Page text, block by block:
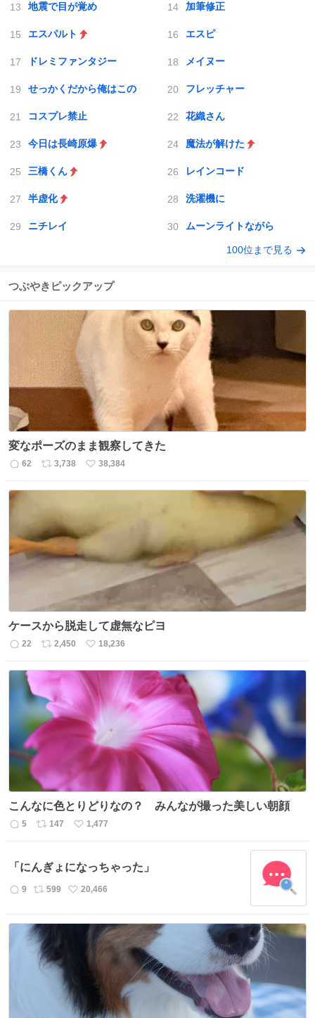
地震で目が覚め 加筆修正
エスパルト エスピ
ドレミファンタジー メイヌー
せっかくだから俺はこの フレッチャー
コスプレ禁止 花織さん
今日は長崎原爆 魔法が解けた
三橋くん レインコード
半虚化 洗濯機に
ニチレイ ムーンライトながら
100位まで見る
つぶやきピックアップ
変なポーズのまま観察してきた
返
数
62
リ
数
3,738
い
38,384
ケースから脱走して虚無なピヨ
返
22
リ
ト
数
2,450
い
ね
数
18,236
こんなに色とりどりなの？ みんなが撮った美しい朝顔
返
数
5
リ
ス
ト
数
147
い
ね
数
1,477
「にんぎょになっちゃった」
返
数
9
リ
ス
ト
数
599
い
ね
20,466